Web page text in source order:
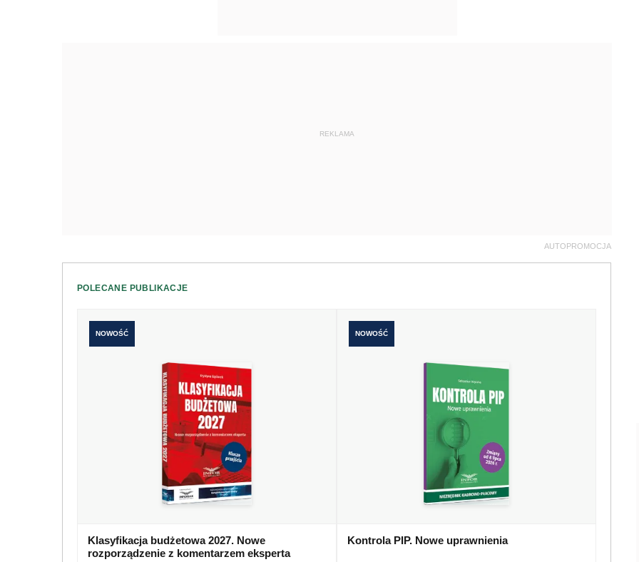
REKLAMA
AUTOPROMOCJA
POLECANE PUBLIKACJE
NOWOŚĆ
Klasyfikacja budżetowa 2027. Nowe
rozporządzenie z komentarzem eksperta
NOWOŚĆ
Kontrola PIP. Nowe uprawnienia